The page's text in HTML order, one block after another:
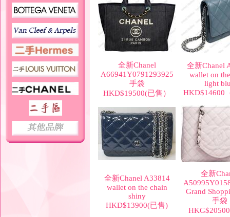
全新Chanel
A66941Y0791293925
手袋
HKD$19500(已售）
全新Chanel
wallet on
light
HKD$14600
全新Chanel A33814
wallet on the chain
shiny
HKD$13900(已售)
全新
Grand
手袋